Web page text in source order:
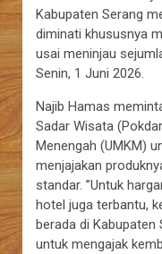
Kabupaten Serang
diminati khususnya
usai meninjau
Senin, 1 Juni 2026.
Najib Hamas
Sadar Wisata
Menengah (UMKM)
menjajakan
standar. ”Untuk
hotel juga terbantu,
berada di
untuk mengajak